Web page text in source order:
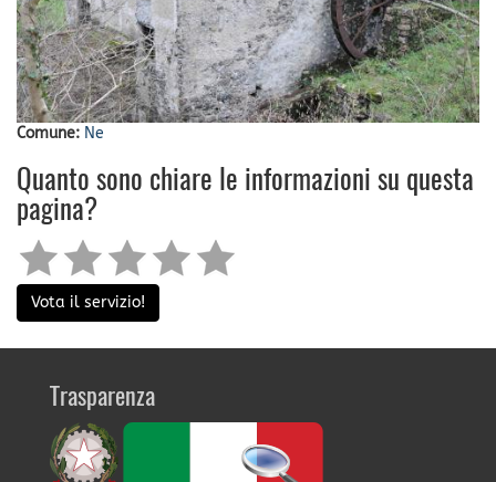
Comune: Ne
Quanto sono chiare le informazioni su questa
pagina?
Vota il servizio!
Trasparenza